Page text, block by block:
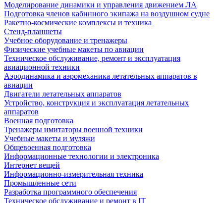
Моделирование динамики и управления движением ЛА
Подготовка членов кабинного экипажа на воздушном судне
Ракетно-космические комплексы и техника
Стенд-планшеты
Учебное оборудование и тренажеры
Физические учебные макеты по авиации
Техническое обслуживание, ремонт и эксплуатация
авиационной техники
Аэродинамика и аэромеханика летательных аппаратов в
авиации
Двигатели летательных аппаратов
Устройство, конструкция и эксплуатация летательных
аппаратов
Военная подготовка
Тренажеры имитаторы военной техники
Учебные макеты и муляжи
Общевоенная подготовка
Информационные технологии и электроника
Интернет вещей
Информационно-измерительная техника
Промышленные сети
Разработка программного обеспечения
Техническое обслуживание и ремонт в IT